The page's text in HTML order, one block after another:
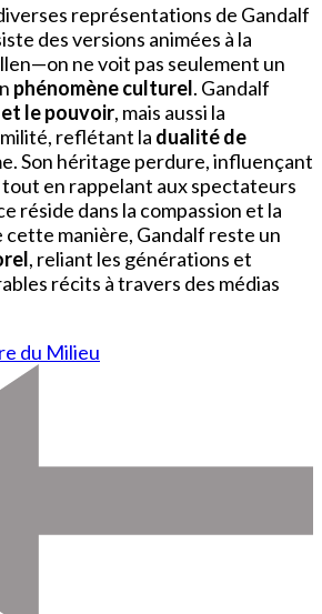
représentations de Gandalf
des versions animées à la
ne voit pas seulement un
phénomène culturel. Gandalf
le pouvoir, mais aussi la
reflétant la dualité de
Son héritage perdure, influençant
en rappelant aux spectateurs
réside dans la compassion et la
cette manière, Gandalf reste un
, reliant les générations et
récits à travers des médias
du Milieu